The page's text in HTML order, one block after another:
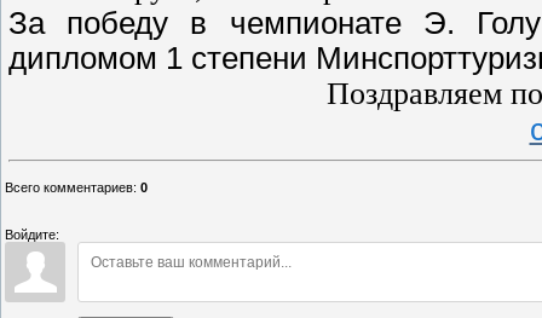
За победу в чемпионате Э.
дипломом 1 степени
Поздравляем
Всего комментариев: 0
Войдите: